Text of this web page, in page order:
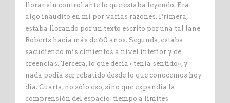
llorar sin control ante lo que estaba leyendo. Era
algo inaudito en mí por varias razones. Primera,
estaba llorando por un texto escrito por una tal Jane
Roberts hacía más de 60 años. Segunda, estaba
sacudiendo mis cimientos a nivel interior y de
creencias. Tercera, lo que decía «tenía sentido», y
nada podía ser rebatido desde lo que conocemos hoy
día. Cuarta, no sólo eso, sino que expandía la
comprensión del espacio-tiempo a límites